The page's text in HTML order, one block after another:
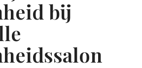
bij